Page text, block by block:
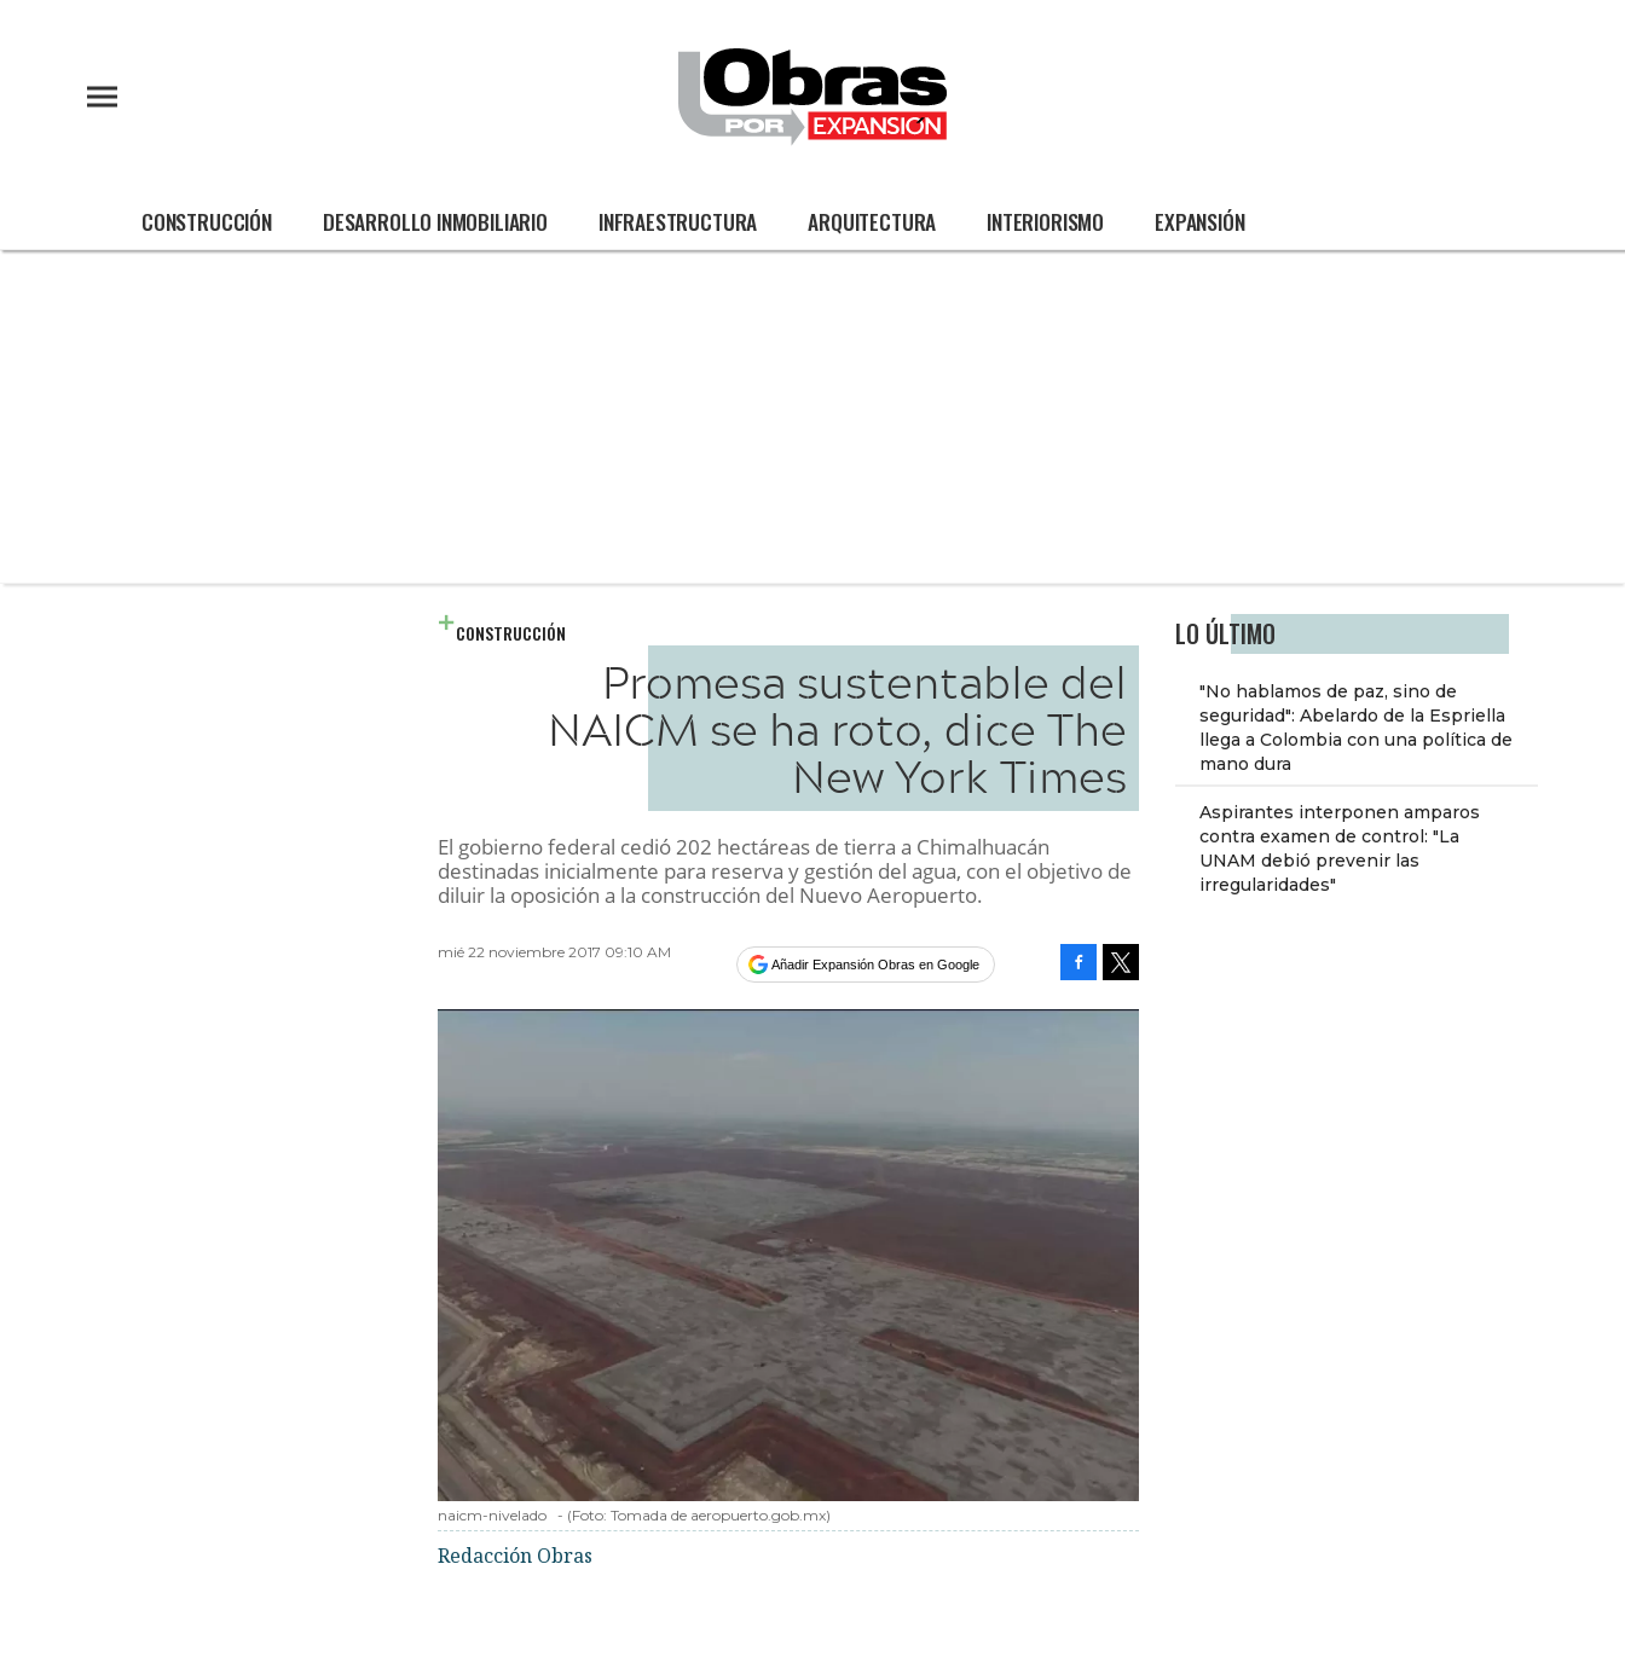
CONSTRUCCIÓN DESARROLLO INMOBILIARIO INFRAESTRUCTURA ARQUITECTURA INTERIORISMO EXPANSIÓN
LO ÚLTIMO
"No hablamos de paz, sino de
seguridad": Abelardo de la Espriella
llega a Colombia con una política de
mano dura
Aspirantes interponen amparos
contra examen de control: "La
UNAM debió prevenir las
irregularidades"
CONSTRUCCIÓN
Promesa sustentable del
NAICM se ha roto, dice The
New York Times
El gobierno federal cedió 202 hectáreas de tierra a Chimalhuacán
destinadas inicialmente para reserva y gestión del agua, con el objetivo de
diluir la oposición a la construcción del Nuevo Aeropuerto.
mié 22 noviembre 2017 09:10 AM
Añadir Expansión Obras en Google
naicm-nivelado - (Foto: Tomada de aeropuerto.gob.mx)
Redacción Obras